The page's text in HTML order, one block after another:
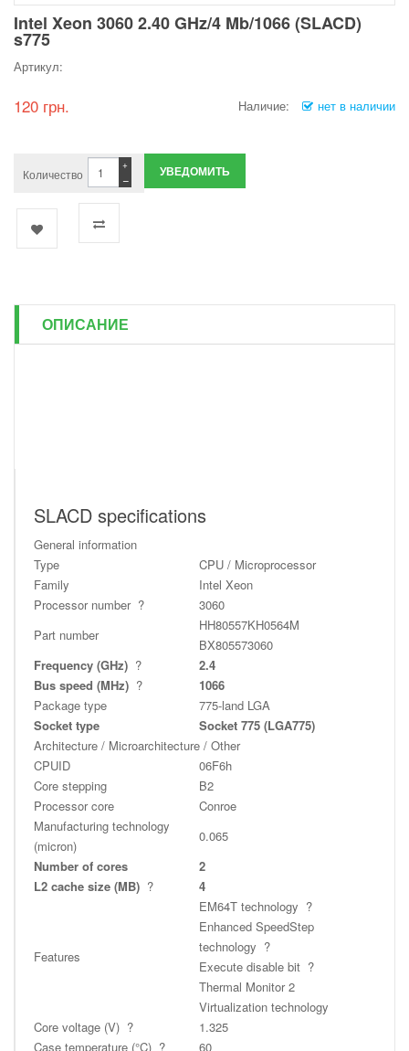
Intel Xeon 3060 2.40 GHz/4 Mb/1066 (SLACD)
s775
Артикул:
120 грн. Наличие: нет в наличии
Количество −
+ УВЕДОМИТЬ
ОПИСАНИЕ
SLACD specifications
General information
Type
CPU / Microprocessor
Family
Intel Xeon
Processor number ?
3060
Part number
HH80557KH0564M
BX805573060
Frequency (GHz) ?
2.4
Bus speed (MHz) ?
1066
Package type
775-land LGA
Socket type
Socket 775 (LGA775)
Architecture / Microarchitecture / Other
CPUID
06F6h
Core stepping
B2
Processor core
Conroe
Manufacturing technology
(micron)
0.065
Number of cores
2
L2 cache size (MB) ? 4
Features
EM64T technology ?
Enhanced SpeedStep
technology ?
Execute disable bit ?
Thermal Monitor 2
Virtualization technology
Core voltage (V) ?
1.325
Case temperature (°C) ?
60